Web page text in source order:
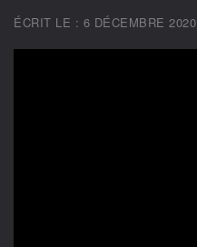
ÉCRIT LE : 6 DÉCEMBRE 2020